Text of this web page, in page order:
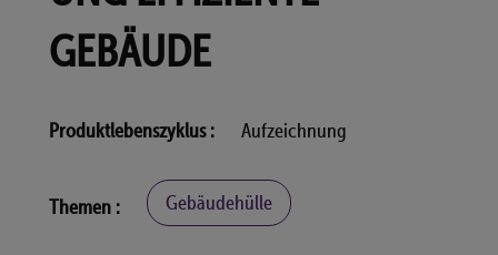
GEBÄUDE
Produktlebenszyklus Aufzeichnung
Themen Gebäudehülle